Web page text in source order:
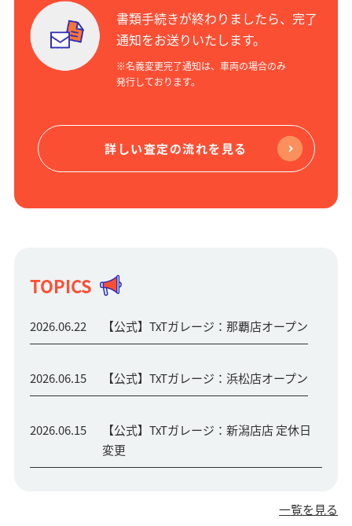
書類手続きが終わりましたら、完了
通知をお送りいたします。
※名義変更完了通知は、車両の場合のみ
発行しております。
詳しい査定の流れを見る
TOPICS
2026.06.22 【公式】TxTガレージ：那覇店オープン
2026.06.15 【公式】TxTガレージ：浜松店オープン
2026.06.15
【公式】TxTガレージ：新潟店店 定休日
変更
一覧を見る